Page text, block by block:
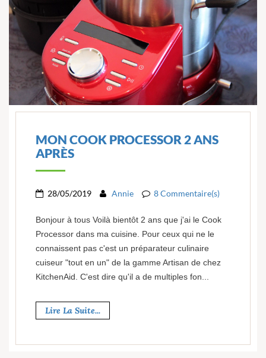
MON COOK PROCESSOR 2 ANS
APRÈS
28/05/2019 Annie 8 Commentaire(s)
Bonjour à tous Voilà bientôt 2 ans que j'ai le Cook
Processor dans ma cuisine. Pour ceux qui ne le
connaissent pas c'est un préparateur culinaire
cuiseur "tout en un" de la gamme Artisan de chez
KitchenAid. C'est dire qu'il a de multiples fon...
Lire La Suite...